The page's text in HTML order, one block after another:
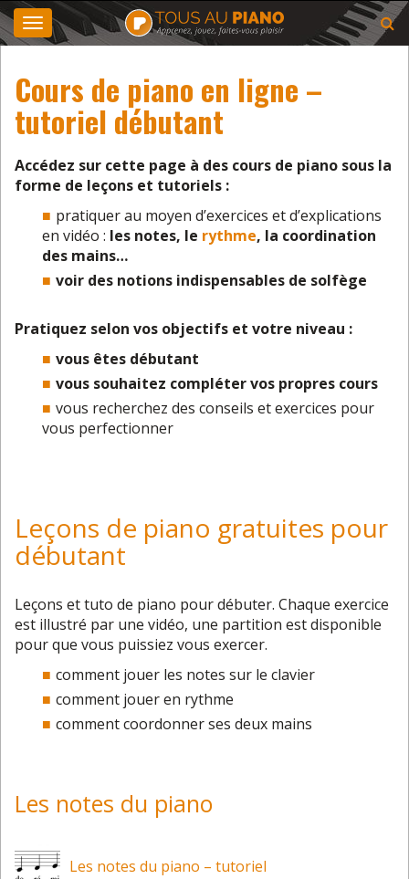
Toggle
navigation
Cours de piano en ligne –
tutoriel débutant
Accédez sur cette page à des cours de piano sous la
forme de leçons et tutoriels :
pratiquer au moyen d’exercices et d’explications
en vidéo : les notes, le rythme, la coordination
des mains…
voir des notions indispensables de solfège
Pratiquez selon vos objectifs et votre niveau :
vous êtes débutant
vous souhaitez compléter vos propres cours
vous recherchez des conseils et exercices pour
vous perfectionner
Leçons de piano gratuites pour
débutant
Leçons et tuto de piano pour débuter. Chaque exercice
est illustré par une vidéo, une partition est disponible
pour que vous puissiez vous exercer.
comment jouer les notes sur le clavier
comment jouer en rythme
comment coordonner ses deux mains
Les notes du piano
Les notes du piano – tutoriel